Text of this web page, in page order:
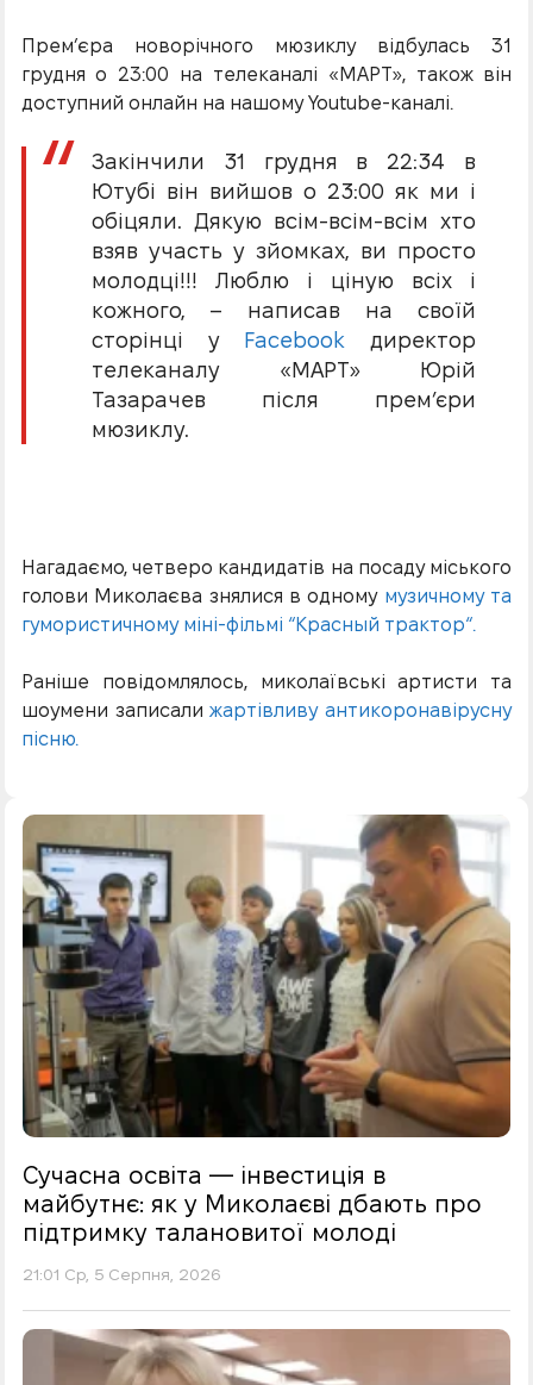
Прем’єра новорічного мюзиклу відбулась 31
грудня о 23:00 на телеканалі «МАРТ», також він
доступний онлайн на нашому Youtube-каналі.
Закінчили 31 грудня в 22:34 в
Ютубі він вийшов о 23:00 як ми і
обіцяли. Дякую всім-всім-всім хто
взяв участь у зйомках, ви просто
молодці!!! Люблю і ціную всіх і
кожного, – написав на своїй
сторінці у Facebookдиректор
телеканалу «МАРТ» Юрій
Тазарачев після прем’єри
мюзиклу.
Нагадаємо, четверо кандидатів на посаду міського
голови Миколаєва знялися в одному музичному та
гумористичному міні-фільмі “Красный трактор“.
Раніше повідомлялось, миколаївські артисти та
шоумени записалижартівливу антикоронавірусну
пісню.
Сучасна освіта — інвестиція в
майбутнє: як у Миколаєві дбають про
підтримку талановитої молоді
21:01 Ср, 5 Серпня, 2026